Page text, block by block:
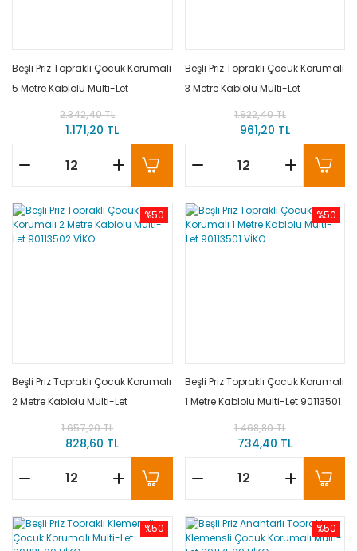
Beşli Priz Topraklı Çocuk Korumalı
5 Metre Kablolu Multi-Let
90113505 VİKO2.342,40 TL
1.171,20 TL
Beşli Priz Topraklı Çocuk Korumalı
3 Metre Kablolu Multi-Let
90113503 VİKO1.922,40 TL
961,20 TL
%50
Beşli Priz Topraklı Çocuk Korumalı
2 Metre Kablolu Multi-Let
90113502 VİKO1.657,20 TL
828,60 TL
%50
Beşli Priz Topraklı Çocuk Korumalı
1 Metre Kablolu Multi-Let 90113501
1.468,80 TL
734,40 TL
%50 %50